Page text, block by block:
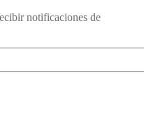
notificaciones de